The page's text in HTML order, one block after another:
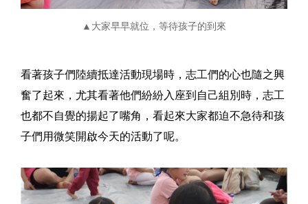
▲大家早早就位，等待孩子的到來
看著孩子們陸續抵達活動現場時，志工們的心也隨之興
奮了起來，尤其看著他們紛紛入座到自己組別時，志工
也都不自覺的揚起了嘴角，看起來大家都迫不急待和孩
子們用微笑開啟今天的活動了呢。